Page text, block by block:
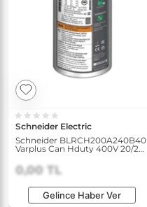
Schneider Electric
Schneider BLRCH200A240B40
Varplus Can Hduty 400V 20/24
kVAR 50/60Hz Kondansatör
0,00 TL
Gelince Haber Ver